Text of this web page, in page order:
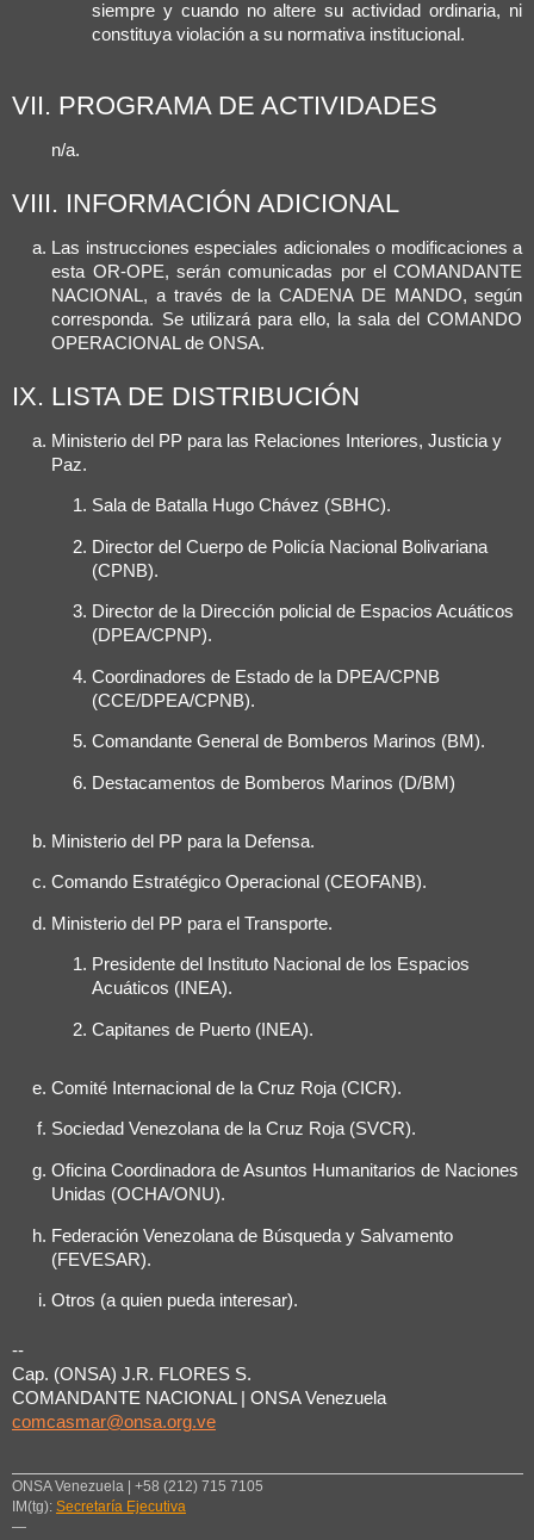
siempre y cuando no altere su actividad ordinaria, ni
constituya violación a su normativa institucional.
VII. PROGRAMA DE ACTIVIDADES
n/a.
VIII. INFORMACIÓN ADICIONAL
Las instrucciones especiales adicionales o modificaciones a
esta OR-OPE, serán comunicadas por el COMANDANTE
NACIONAL, a través de la CADENA DE MANDO, según
corresponda. Se utilizará para ello, la sala del COMANDO
OPERACIONAL de ONSA.
IX. LISTA DE DISTRIBUCIÓN
Ministerio del PP para las Relaciones Interiores, Justicia y
Paz.
Sala de Batalla Hugo Chávez (SBHC).
Director del Cuerpo de Policía Nacional Bolivariana
(CPNB).
Director de la Dirección policial de Espacios Acuáticos
(DPEA/CPNP).
Coordinadores de Estado de la DPEA/CPNB
(CCE/DPEA/CPNB).
Comandante General de Bomberos Marinos (BM).
Destacamentos de Bomberos Marinos (D/BM)
Ministerio del PP para la Defensa.
Comando Estratégico Operacional (CEOFANB).
Ministerio del PP para el Transporte.
Presidente del Instituto Nacional de los Espacios
Acuáticos (INEA).
Capitanes de Puerto (INEA).
Comité Internacional de la Cruz Roja (CICR).
Sociedad Venezolana de la Cruz Roja (SVCR).
Oficina Coordinadora de Asuntos Humanitarios de Naciones
Unidas (OCHA/ONU).
Federación Venezolana de Búsqueda y Salvamento
(FEVESAR).
Otros (a quien pueda interesar).
--
Cap. (ONSA) J.R. FLORES S.
COMANDANTE NACIONAL | ONSA Venezuela
comcasmar@onsa.org.ve
ONSA Venezuela | +58 (212) 715 7105
IM(tg): Secretaría Ejecutiva
—